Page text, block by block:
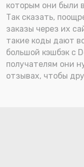
которым они были
Так сказать,
заказы через их
такие коды дают
большой кэшбэк с
получателям они
отзывах, чтобы